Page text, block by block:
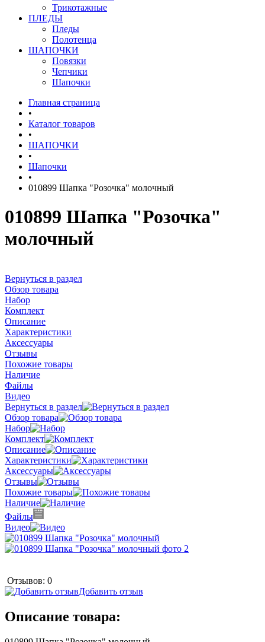
Трикотажные
ПЛЕДЫ
Пледы
Полотенца
ШАПОЧКИ
Повязки
Чепчики
Шапочки
Главная страница
•
Каталог товаров
•
ШАПОЧКИ
•
Шапочки
•
010899 Шапка "Розочка" молочный
010899 Шапка "Розочка"
молочный
Вернуться в раздел
Обзор товара
Набор
Комплект
Описание
Характеристики
Аксессуары
Отзывы
Похожие товары
Наличие
Файлы
Видео
Вернуться в раздел
Обзор товара
Набор
Комплект
Описание
Характеристики
Аксессуары
Отзывы
Похожие товары
Наличие
Файлы
Видео
Отзывов: 0
Добавить отзыв
Описание товара: